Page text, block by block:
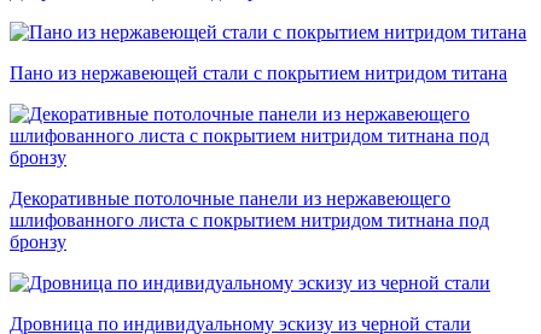
Пано из нержавеющей стали с покрытием нитридом титана
Декоративные потолочные панели из нержавеющего
шлифованного листа с покрытием нитридом титнана под
бронзу
Дровница по индивидуальному эскизу из черной стали